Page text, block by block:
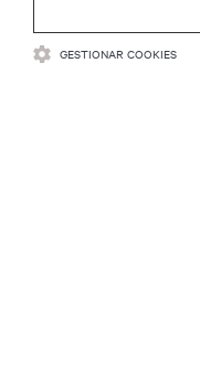
GESTIONAR COOKIES